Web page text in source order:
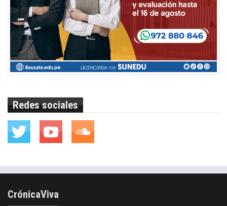
Redes sociales
CrónicaViva